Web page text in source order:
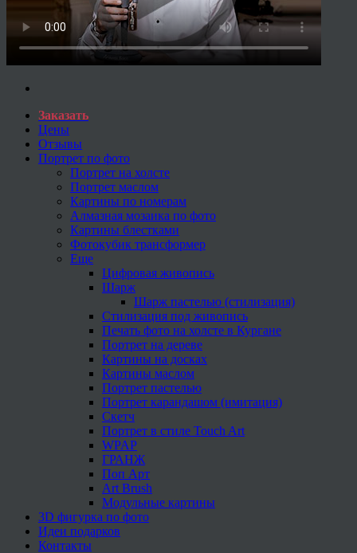
Заказать
Цены
Отзывы
Портрет по фото
Портрет на холсте
Портрет маслом
Картины по номерам
Алмазная мозаика по фото
Картины блестками
Фотокубик трансформер
Еще
Цифровая живопись
Шарж
Шарж пастелью (стилизация)
Стилизация под живопись
Печать фото на холсте в Кургане
Портрет на дереве
Картины на досках
Картины маслом
Портрет пастелью
Портрет карандашом (имитация)
Скетч
Портрет в стиле Touch Art
WPAP
ГРАНЖ
Поп Арт
Art Brush
Модульные картины
3D фигурка по фото
Идеи подарков
Контакты